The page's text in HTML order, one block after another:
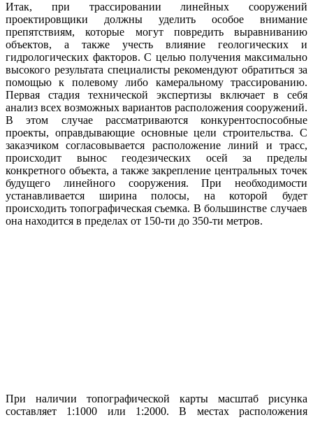
Итак, при трассировании линейных сооружений
проектировщики должны уделить особое внимание
препятствиям, которые могут повредить выравниванию
объектов, а также учесть влияние геологических и
гидрологических факторов. С целью получения максимально
высокого результата специалисты рекомендуют обратиться за
помощью к полевому либо камеральному трассированию.
Первая стадия технической экспертизы включает в себя
анализ всех возможных вариантов расположения сооружений.
В этом случае рассматриваются конкурентоспособные
проекты, оправдывающие основные цели строительства. С
заказчиком согласовывается расположение линий и трасс,
происходит вынос геодезических осей за пределы
конкретного объекта, а также закрепление центральных точек
будущего линейного сооружения. При необходимости
устанавливается ширина полосы, на которой будет
происходить топографическая съемка. В большинстве случаев
она находится в пределах от 150-ти до 350-ти метров.
При наличии топографической карты масштаб рисунка
составляет 1:1000 или 1:2000. В местах расположения